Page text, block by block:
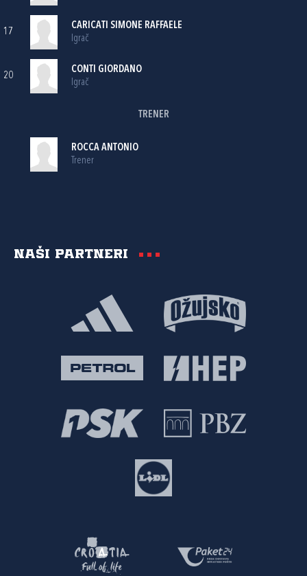
17
CARICATI SIMONE RAFFAELE
Igrač
20
CONTI GIORDANO
Igrač
TRENER
ROCCA ANTONIO
Trener
Naši partneri